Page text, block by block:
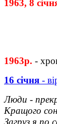
1963, 8
1963р. -
16 січня -
Люди -
Кращого
Загруз я по